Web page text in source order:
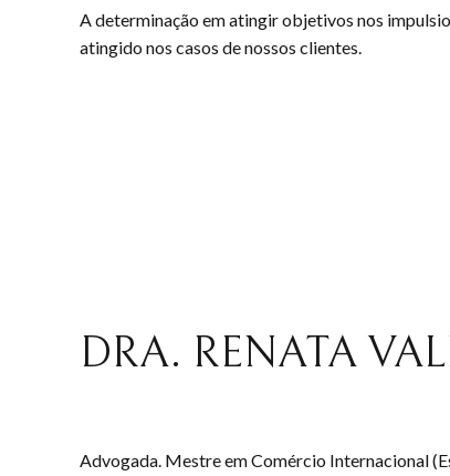
A determinação em atingir objetivos nos
atingido nos casos de nossos clientes.
DRA. RENATA
Advogada. Mestre em Comércio Internacional